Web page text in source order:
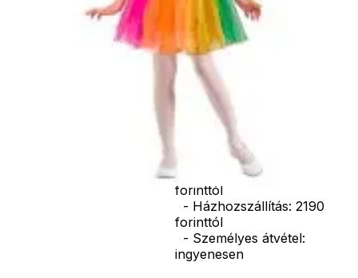
képen több
termék szerepel,
Kosárba
Szállítás:
- Csomagautomata: 1190
forinttól
- Házhozszállítás: 2190
forinttól
- Személyes átvétel:
ingyenesen